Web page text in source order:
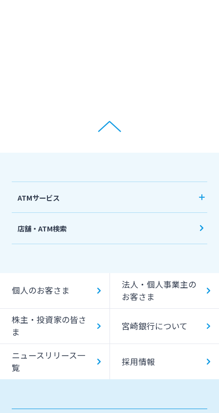
ATMサービス
機能一覧
キャッシング提携先
一日あたりのご利用限度額
ATM Operation Guide
店舗・ATM検索
個人のお客さま
法人・個人事業主の
お客さま
株主・投資家の皆さ
ま
宮崎銀行について
ニュースリリース一
覧
採用情報